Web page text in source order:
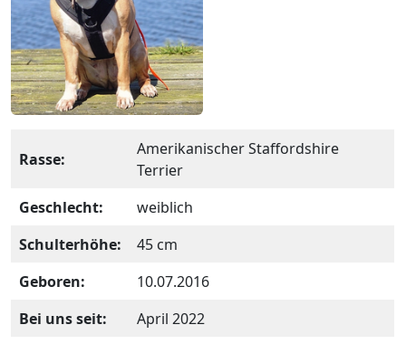
Rasse:
Amerikanischer Staffordshire
Terrier
Geschlecht:
weiblich
Schulterhöhe:
45 cm
Geboren:
10.07.2016
Bei uns seit:
April 2022